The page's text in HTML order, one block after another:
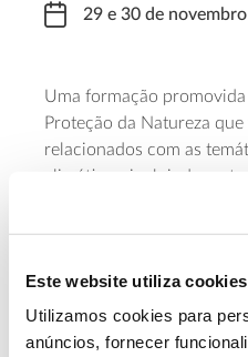
Este website utiliza cookies
Utilizamos cookies para
anúncios, fornecer
29 e 30 de
Uma formação promovida
Proteção da Natureza
relacionados com as
climáticas, incluindo,
gases com efeito de
mais próximas da
das 18:00 às 21:00 e o
A formação requer